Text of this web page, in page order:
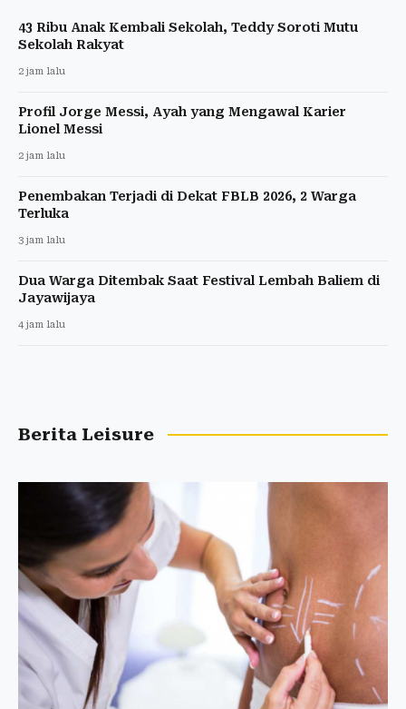
43 Ribu Anak Kembali Sekolah, Teddy Soroti Mutu
Sekolah Rakyat
2 jam lalu
Profil Jorge Messi, Ayah yang Mengawal Karier
Lionel Messi
2 jam lalu
Penembakan Terjadi di Dekat FBLB 2026, 2 Warga
Terluka
3 jam lalu
Dua Warga Ditembak Saat Festival Lembah Baliem di
Jayawijaya
4 jam lalu
Berita Leisure